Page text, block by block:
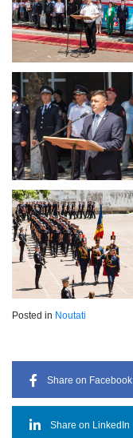
Posted in Noutati
Share on Facebook
Share on LinkedIn